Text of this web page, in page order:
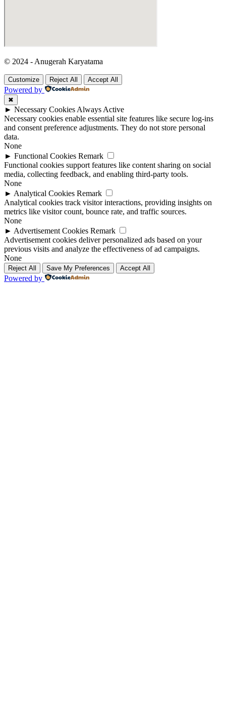
© 2024 - Anugerah Karyatama
Customize Reject All Accept All
Powered by
✖
► Necessary CookiesAlways Active
Necessary cookies enable essential site features like secure log-ins
and consent preference adjustments. They do not store personal
data.
None
► Functional Cookies Remark
Functional cookies support features like content sharing on social
media, collecting feedback, and enabling third-party tools.
None
► Analytical Cookies Remark
Analytical cookies track visitor interactions, providing insights on
metrics like visitor count, bounce rate, and traffic sources.
None
► Advertisement Cookies Remark
Advertisement cookies deliver personalized ads based on your
previous visits and analyze the effectiveness of ad campaigns.
None
Reject All Save My Preferences Accept All
Powered by